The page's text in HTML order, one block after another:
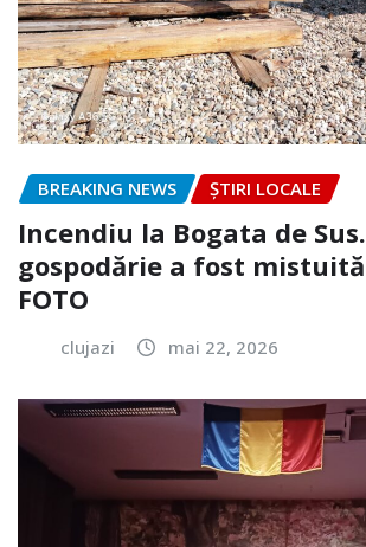
BREAKING NEWS ȘTIRI LOCALE
Incendiu la Bogata de
gospodărie a fost
FOTO
clujazi mai 22, 2026